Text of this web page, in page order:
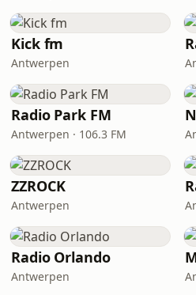
Kick fm
Antwerpen
Radio Park FM
Antwerpen · 106.3 FM
ZZROCK
Antwerpen
Radio Orlando
Antwerpen